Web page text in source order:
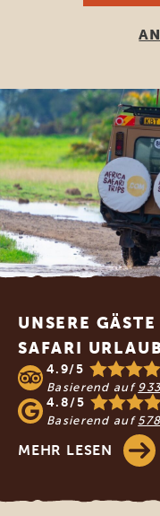
UNSERE
SAFARI
4.9/5
Basierend auf
4.8/5
Basierend auf
MEHR LESEN